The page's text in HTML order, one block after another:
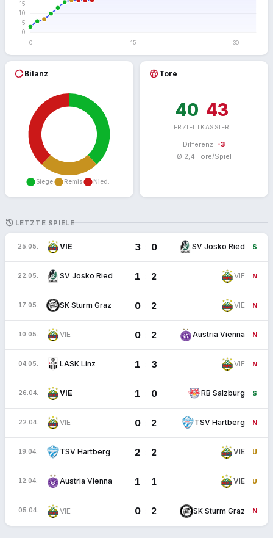
donut_large Bilanz sports_soccer Tore
40
ERZIELT
43
KASSIERT
Differenz: -3
Ø 2,4 Tore/Spiel
HISTORY LETZTE SPIELE
25.05. VIE 3 : 0 SV Josko Ried S
22.05. SV Josko Ried 1 : 2 VIE N
17.05. SK Sturm Graz 0 : 2 VIE N
10.05. VIE 0 : 2 Austria Vienna N
04.05. LASK Linz 1 : 3 VIE N
26.04. VIE 1 : 0 RB Salzburg S
22.04. VIE 0 : 2 TSV Hartberg N
19.04. TSV Hartberg 2 : 2 VIE U
12.04. Austria Vienna 1 : 1 VIE U
05.04. VIE 0 : 2 SK Sturm Graz N